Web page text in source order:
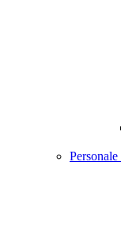
Personale